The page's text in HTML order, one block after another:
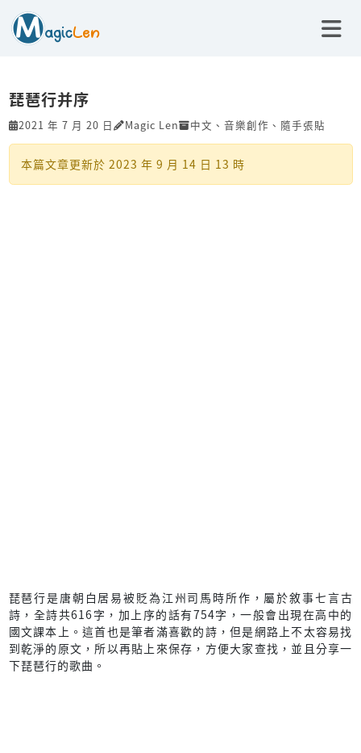
琵琶行并序
2021 年 7 月 20 日 Magic Len 中文 、 音樂創作 、 隨手張貼
本篇文章更新於 2023 年 9 月 14 日 13 時
琵琶行是唐朝白居易被貶為江州司馬時所作，屬於敘事七言古
詩，全詩共616字，加上序的話有754字，一般會出現在高中的
國文課本上。這首也是筆者滿喜歡的詩，但是網路上不太容易找
到乾淨的原文，所以再貼上來保存，方便大家查找，並且分享一
下琵琶行的歌曲。